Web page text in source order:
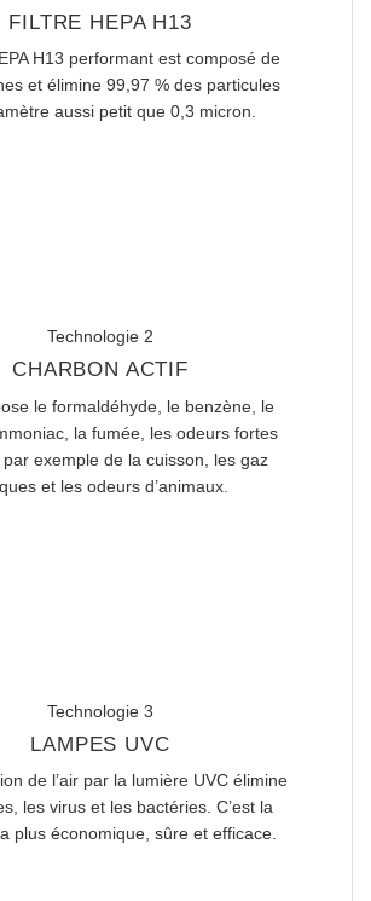
FILTRE HEPA H13
H13 performant est composé de
et élimine 99,97 % des particules
aussi petit que 0,3 micron.
Technologie 2
CHARBON ACTIF
le formaldéhyde, le benzène, le
la fumée, les odeurs fortes
exemple de la cuisson, les gaz
et les odeurs d’animaux.
Technologie 3
LAMPES UVC
de l’air par la lumière UVC élimine
les virus et les bactéries. C’est la
plus économique, sûre et efficace.